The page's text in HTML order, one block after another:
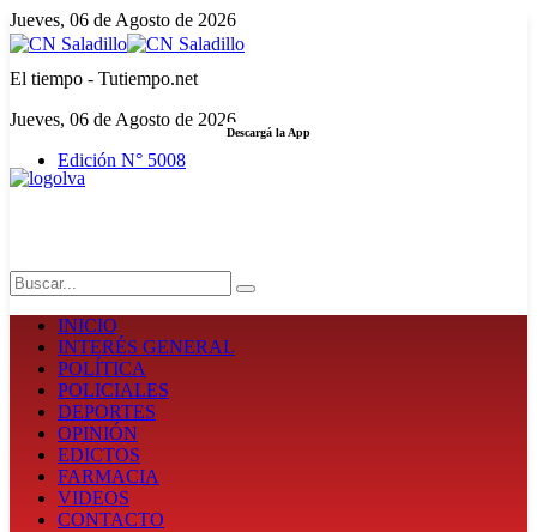
Jueves, 06 de Agosto de 2026
El tiempo - Tutiempo.net
Jueves, 06 de Agosto de 2026
Edición N° 5008
Descargá la App
INICIO
INTERÉS GENERAL
POLÍTICA
POLICIALES
DEPORTES
OPINIÓN
EDICTOS
FARMACIA
VIDEOS
CONTACTO